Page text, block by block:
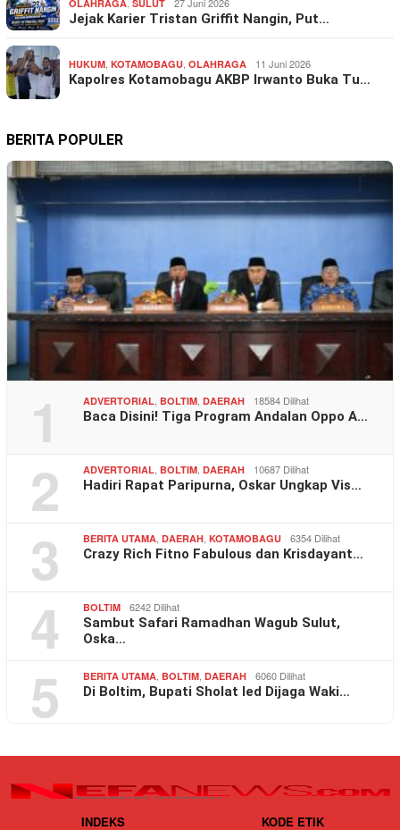
OLAHRAGA SULUT
Jejak Karier Tristan Griffit Nangin, Put…
HUKUM KOTAMOBAGU OLAHRAGA 11 Juni 2026
Kapolres Kotamobagu AKBP Irwanto Buka Tu…
BERITA POPULER
1 ADVERTORIAL BOLTIM DAERAH 18584 Dilihat
Baca Disini! Tiga Program Andalan Oppo A…
2 ADVERTORIAL BOLTIM DAERAH 10687 Dilihat
Hadiri Rapat Paripurna, Oskar Ungkap Vis…
3 BERITA UTAMA DAERAH KOTAMOBAGU 6354 Dilihat
Crazy Rich Fitno Fabulous dan Krisdayant…
4 BOLTIM 6242 Dilihat
Sambut Safari Ramadhan Wagub Sulut,
Oska…
5 BERITA UTAMA BOLTIM DAERAH 6060 Dilihat
Di Boltim, Bupati Sholat Ied Dijaga Waki…
INDEKS KODE ETIK